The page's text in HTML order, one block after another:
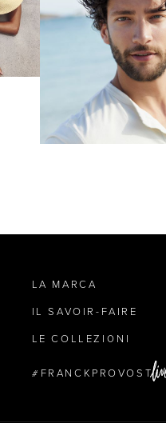
LA MARCA
IL SAVOIR-FAIRE
LE COLLEZIONI
FRANCKPROVOST